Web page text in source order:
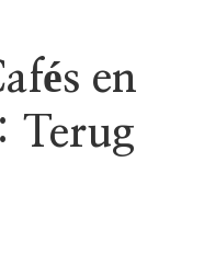
en
Terug